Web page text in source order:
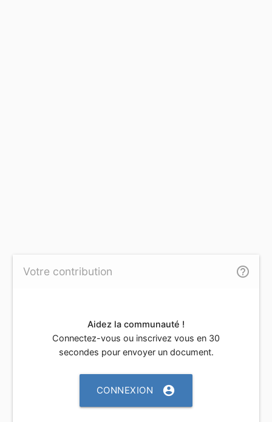
Votre contribution help_outline
Aidez la communauté !
Connectez-vous ou inscrivez vous en 30
secondes pour envoyer un document.
CONNEXION account_circle